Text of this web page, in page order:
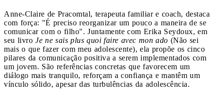
Anne-Claire de Pracomtal, terapeuta familiar e coach, destaca
com força: "É preciso reorganizar um pouco a maneira de se
comunicar com o filho". Juntamente com Erika Seydoux, em
seu livro Je ne sais plus quoi faire avec mon ado (Não sei
mais o que fazer com meu adolescente), ela propõe os cinco
pilares da comunicação positiva a serem implementados com
um jovem. São referências concretas que favorecem um
diálogo mais tranquilo, reforçam a confiança e mantêm um
vínculo sólido, apesar das turbulências da adolescência.